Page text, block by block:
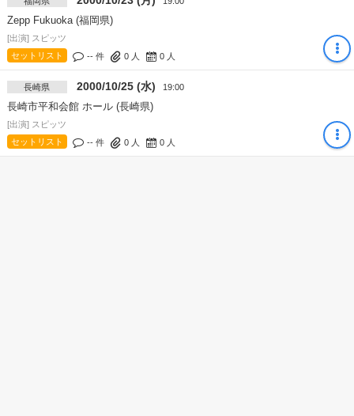
Zepp Fukuoka (福岡県)
[出演] スピッツ
セットリスト
-- 件 0人 0人
長崎県 2000/10/25 (水) 19:00
長崎市平和会館 ホール (長崎県)
[出演] スピッツ
セットリスト
-- 件 0人 0人